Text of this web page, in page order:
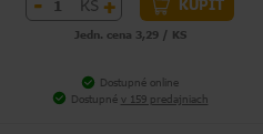
- KS + KÚPIŤ
Jedn. cena 3,29 / KS
Dostupné online
Dostupné v 159 predajniach